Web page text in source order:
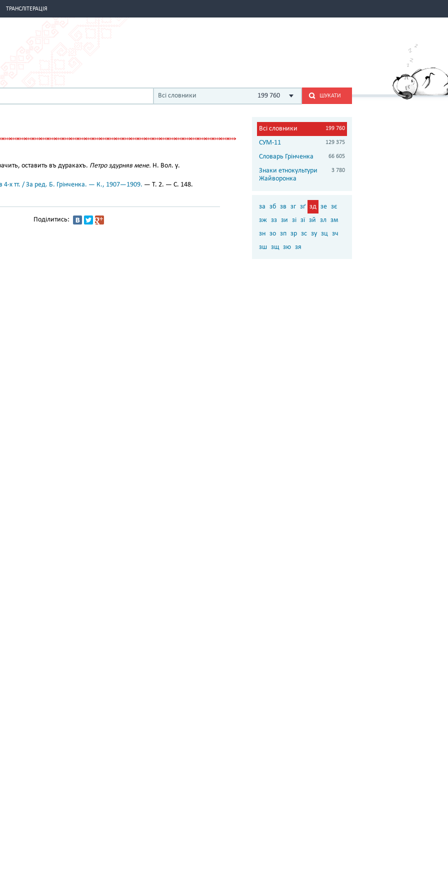
ТРАНСЛІТЕРАЦІЯ
Всі словники 199 760 ШУКАТИ
оставить въ дуракахъ. Петро здурняв мене. Н. Вол. у.
4-х тт. / За ред. Б. Грінченка. — К., 1907—1909. — Т. 2. — С. 148.
Поділитись:
Всі словники 199 760
СУМ-11 129 375
Словарь Грінченка 66 605
Знаки етнокультури
Жайворонка
3 780
за зб зв зг зґ зд зе зє
зж зз зи зі зї зй зл зм
зн зо зп зр зс зу зц зч
зш зщ зю зя